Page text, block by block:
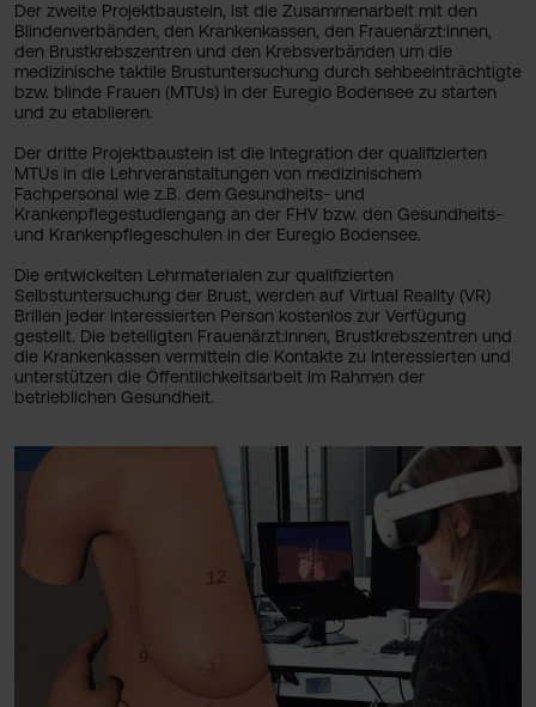
Der zweite Projektbaustein, ist die Zusammenarbeit mit den
Blindenverbänden, den Krankenkassen, den Frauenärzt:innen,
den Brustkrebszentren und den Krebsverbänden um die
medizinische taktile Brustuntersuchung durch sehbeeinträchtigte
bzw. blinde Frauen (MTUs) in der Euregio Bodensee zu starten
und zu etablieren.
Der dritte Projektbaustein ist die Integration der qualifizierten
MTUs in die Lehrveranstaltungen von medizinischem
Fachpersonal wie z.B. dem Gesundheits- und
Krankenpflegestudiengang an der FHV bzw. den Gesundheits-
und Krankenpflegeschulen in der Euregio Bodensee.
Die entwickelten Lehrmaterialen zur qualifizierten
Selbstuntersuchung der Brust, werden auf Virtual Reality (VR)
Brillen jeder interessierten Person kostenlos zur Verfügung
gestellt. Die beteiligten Frauenärzt:innen, Brustkrebszentren und
die Krankenkassen vermitteln die Kontakte zu Interessierten und
unterstützen die Öffentlichkeitsarbeit im Rahmen der
betrieblichen Gesundheit.